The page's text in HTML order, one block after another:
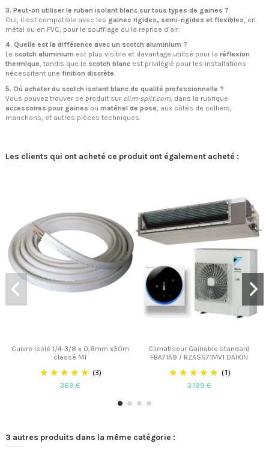
3. Peut-on utiliser le ruban isolant blanc sur tous types de gaines ?
Oui, il est compatible avec les gaines rigides, semi-rigides et flexibles , en
métal ou en PVC, pour le soufflage ou la reprise d’air.
4. Quelle est la différence avec un scotch aluminium ?
Le scotch aluminium est plus visible et davantage utilisé pour la réflexion
thermique, tandis que le scotch blanc est privilégié pour les installations
nécessitant une finition discrète.
5. Où acheter du scotch isolant blanc de qualité professionnelle ?
Vous pouvez trouver ce produit sur clim-split.com, dans la rubrique
accessoires pour gaines ou matériel de pose, aux côtés de colliers,
manchons, et autres pièces techniques.
Les clients qui ont acheté ce produit ont également acheté :
Cuivre isolé 1/4-3/8 x 0,8mm x50m
classé M1
(3)
369 €
Climatiseur Gainable standard
FBA71A9 / RZASG71MV1 DAIKIN
(1)
3 199 €
3 autres produits dans la même catégorie :